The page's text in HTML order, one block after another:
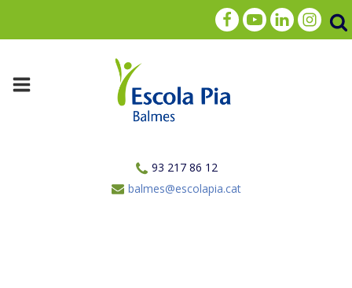
93 217 86 12
balmes@escolapia.cat